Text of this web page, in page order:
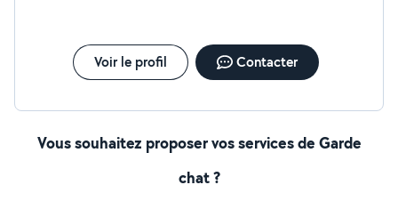
Voir le profil Contacter
Vous souhaitez proposer vos services de Garde
chat ?